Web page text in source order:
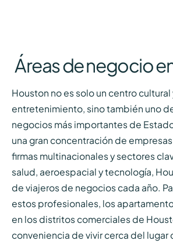
Áreas de negocio
Houston no es solo un centro cultural
entretenimiento, sino también uno
negocios más importantes de
una gran concentración de
firmas multinacionales y sectores
salud, aeroespacial y tecnología,
de viajeros de negocios cada año.
estos profesionales, los
en los distritos comerciales de
conveniencia de vivir cerca del lugar